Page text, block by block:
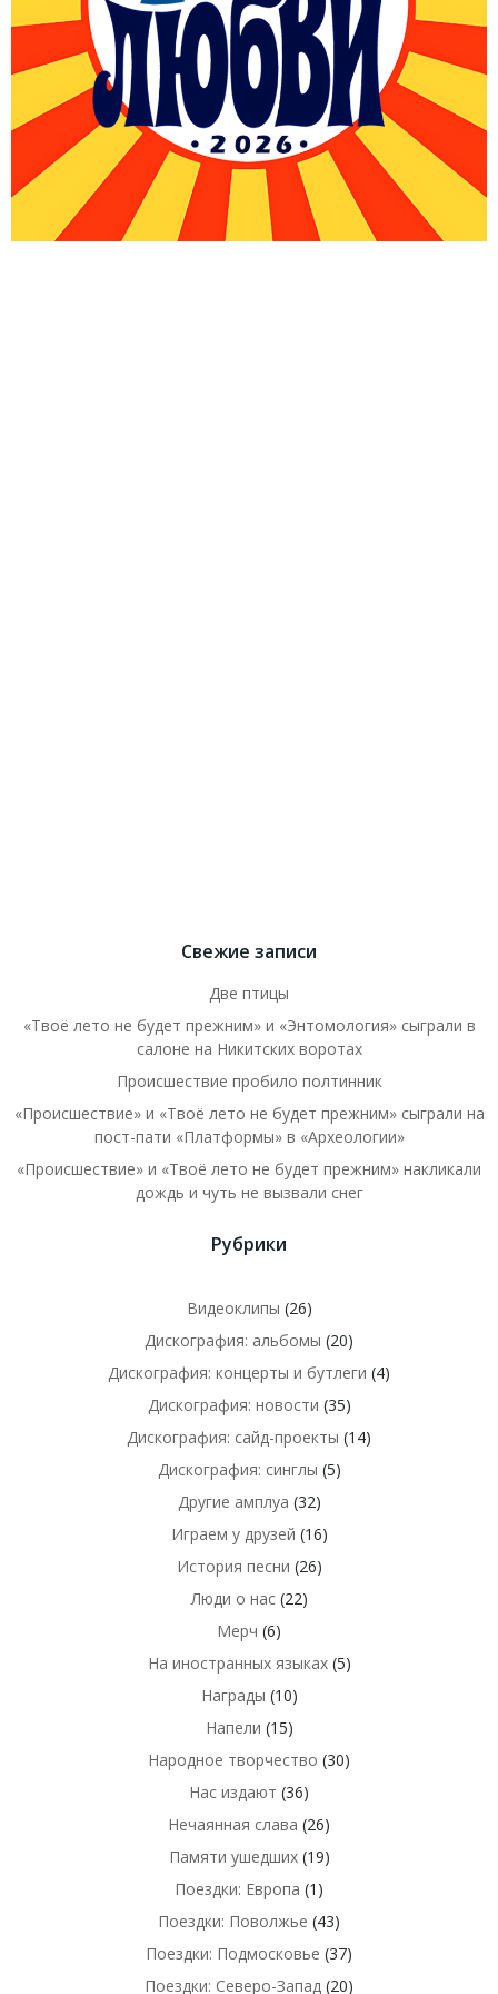
Свежие записи
Две птицы
«Твоё лето не будет прежним» и «Энтомология» сыграли в
салоне на Никитских воротах
Происшествие пробило полтинник
«Происшествие» и «Твоё лето не будет прежним» сыграли на
пост-пати «Платформы» в «Археологии»
«Происшествие» и «Твоё лето не будет прежним» накликали
дождь и чуть не вызвали снег
Рубрики
Видеоклипы (26)
Дискография: альбомы (20)
Дискография: концерты и бутлеги (4)
Дискография: новости (35)
Дискография: сайд-проекты (14)
Дискография: синглы (5)
Другие амплуа (32)
Играем у друзей (16)
История песни (26)
Люди о нас(22)
Мерч (6)
На иностранных языках(5)
Награды (10)
Напели (15)
Народное творчество (30)
Нас издают (36)
Нечаянная слава (26)
Памяти ушедших(19)
Поездки: Европа (1)
Поездки: Поволжье (43)
Поездки: Подмосковье (37)
Поездки: Северо-Запад (20)